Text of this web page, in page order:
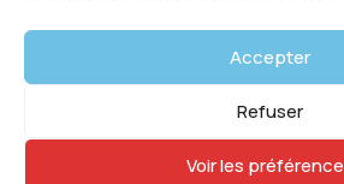
Accepter
Refuser
Voir les
Politique de confidentialité
Politique de cookies (UE)